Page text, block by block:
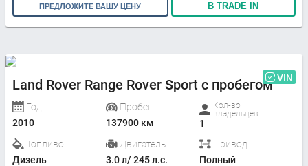
ПРЕДЛОЖИТЕ ВАШУ ЦЕНУ В TRADE IN
Land Rover Range Rover Sport с пробегом VIN
Год
2010
Пробег
137900 км
Кол-во
владельцев
1
Топливо
Дизель
Двигатель
3.0 л/ 245 л.с.
Привод
Полный